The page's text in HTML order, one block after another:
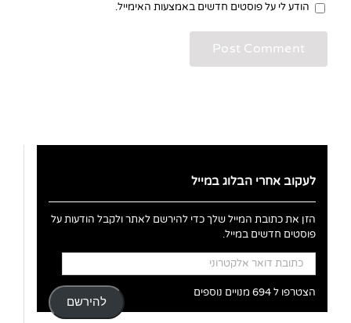
הודע לי על פוסטים חדשים באמצעות האימייל.
לעקוב אחרי הבלוג במייל
הזן את כתובת המייל שלך כדי להירשם לאתר ולקבל הודעות על
פוסטים חדשים במייל.
כתובת
דואר
אלקטרוני
להירשם
הצטרפו ל 694 מנויים נוספים